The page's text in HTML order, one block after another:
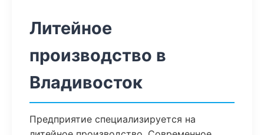
Литейное
производство в
Владивосток
Предприятие специализируется на